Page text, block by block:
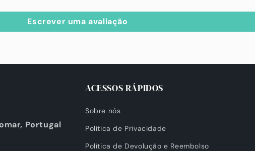
Escrever uma avaliação
Portugal
ACESSOS RÁPIDOS
Sobre nós
Política de Privacidade
Política de Devolução e Reembolso